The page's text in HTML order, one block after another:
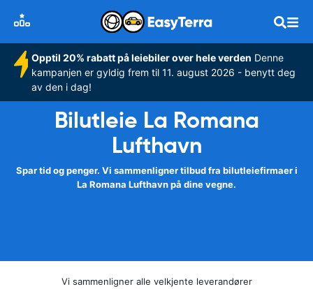
Opptil 20% rabatt på leiebiler over hele verden Denne
kampanjen er gyldig frem til 11. august 2026 - benytt deg
av den i dag!
Bilutleie La Romana
Lufthavn
Spar tid og penger. Vi sammenligner tilbud fra bilutleiefirmaer i
La Romana Lufthavn på dine vegne.
Vi sammenligner alle velkjente leverandører